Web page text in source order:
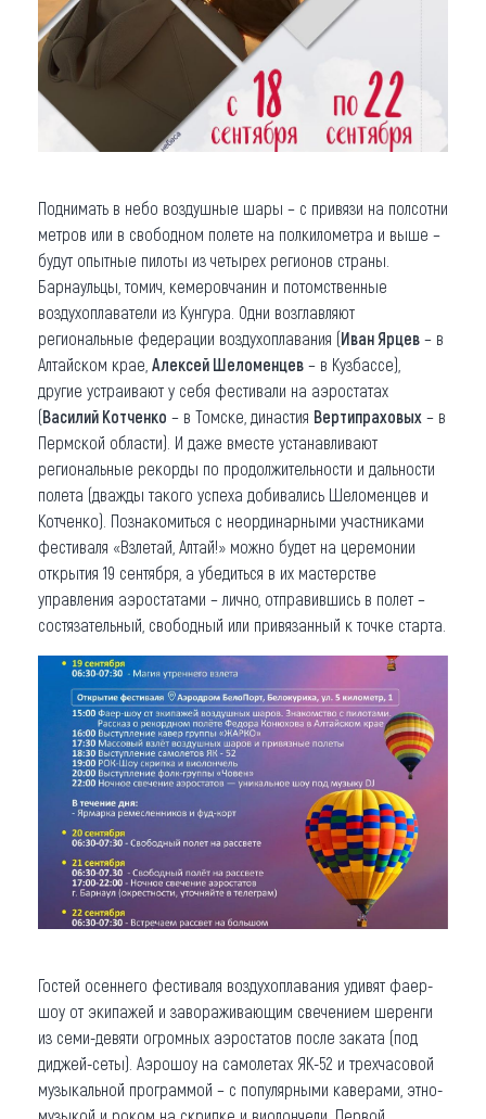
Поднимать в небо воздушные шары – с привязи на полсотни
метров или в свободном полете на полкилометра и выше –
будут опытные пилоты из четырех регионов страны.
Барнаульцы, томич, кемеровчанин и потомственные
воздухоплаватели из Кунгура. Одни возглавляют
региональные федерации воздухоплавания (Иван Ярцев – в
Алтайском крае, Алексей Шеломенцев – в Кузбассе),
другие устраивают у себя фестивали на аэростатах
(Василий Котченко – в Томске, династия Вертипраховых – в
Пермской области). И даже вместе устанавливают
региональные рекорды по продолжительности и дальности
полета (дважды такого успеха добивались Шеломенцев и
Котченко). Познакомиться с неординарными участниками
фестиваля «Взлетай, Алтай!» можно будет на церемонии
открытия 19 сентября, а убедиться в их мастерстве
управления аэростатами – лично, отправившись в полет –
состязательный, свободный или привязанный к точке старта.
Гостей осеннего фестиваля воздухоплавания удивят фаер-
шоу от экипажей и завораживающим свечением шеренги
из семи-девяти огромных аэростатов после заката (под
диджей-сеты). Аэрошоу на самолетах ЯК-52 и трехчасовой
музыкальной программой – с популярными каверами, этно-
музыкой и роком на скрипке и виолончели. Первой